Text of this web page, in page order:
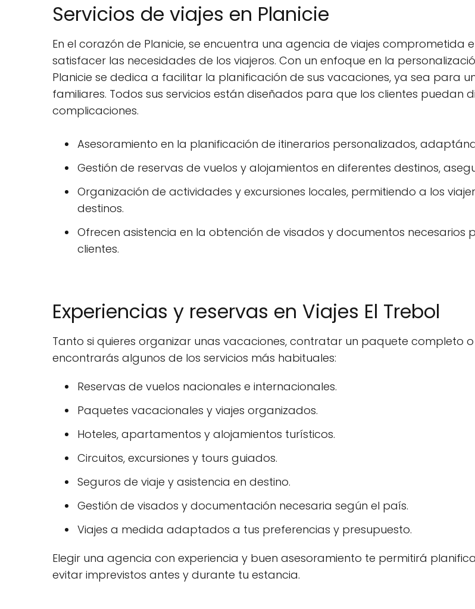
Servicios de viajes en Planicie
En el corazón de Planicie, se encuentra una agencia de viajes
satisfacer las necesidades de los viajeros. Con un enfoque en la
Planicie se dedica a facilitar la planificación de sus vacaciones, ya sea para
familiares. Todos sus servicios están diseñados para que los clientes puedan
complicaciones.
Asesoramiento en la planificación de itinerarios personalizados,
Gestión de reservas de vuelos y alojamientos en diferentes destinos,
Organización de actividades y excursiones locales, permitiendo a los
destinos.
Ofrecen asistencia en la obtención de visados y documentos
clientes.
Experiencias y reservas en Viajes El Trebol
Tanto si quieres organizar unas vacaciones, contratar un paquete
encontrarás algunos de los servicios más habituales:
Reservas de vuelos nacionales e internacionales.
Paquetes vacacionales y viajes organizados.
Hoteles, apartamentos y alojamientos turísticos.
Circuitos, excursiones y tours guiados.
Seguros de viaje y asistencia en destino.
Gestión de visados y documentación necesaria según el país.
Viajes a medida adaptados a tus preferencias y presupuesto.
Elegir una agencia con experiencia y buen asesoramiento te permitirá
evitar imprevistos antes y durante tu estancia.